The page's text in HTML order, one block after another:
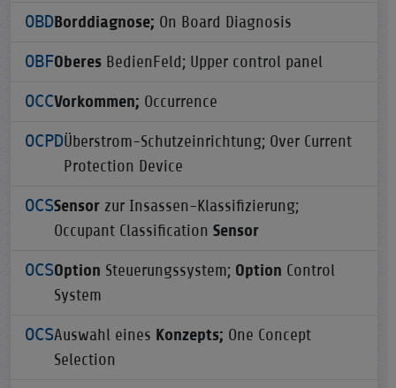
OBDBorddiagnose; On Board Diagnosis
OBFOberes BedienFeld; Upper control panel
OCCVorkommen; Occurrence
OCPDÜberstrom-Schutzeinrichtung; Over Current
Protection Device
OCSSensor zur Insassen-Klassifizierung;
Occupant Classification Sensor
OCSOption Steuerungssystem; Option Control
System
OCSAuswahl eines Konzepts; One Concept
Selection